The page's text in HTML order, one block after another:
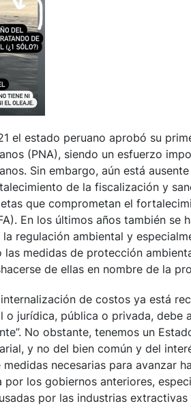
el estado peruano aprobó su
(PNA), siendo un esfuerzo
Sin embargo, aún está
de la fiscalización y
que comprometan el
En los últimos años también
regulación ambiental y
las medidas de protección
de ellas en nombre de la
de costos ya está
o jurídica, pública o privada,
No obstante, tenemos un
y no del bien común y del
necesarias para avanzar
por los gobiernos anteriores,
por las industrias